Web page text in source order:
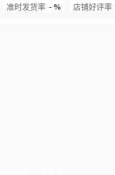
准时发货率 - % 店铺好评率